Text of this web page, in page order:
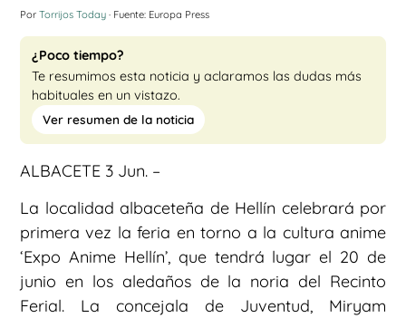
Por Torrijos Today · Fuente: Europa Press
¿Poco tiempo?
Te resumimos esta noticia y aclaramos las dudas más
habituales en un vistazo.
Ver resumen de la noticia
ALBACETE 3 Jun. –
La localidad albaceteña de Hellín celebrará por
primera vez la feria en torno a la cultura anime
‘Expo Anime Hellín’, que tendrá lugar el 20 de
junio en los aledaños de la noria del Recinto
Ferial. La concejala de Juventud, Miryam